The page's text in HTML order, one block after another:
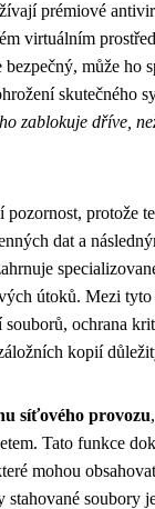
prémiové
virtuálním
může ho
skutečného
zablokuje dříve,
pozornost, protože
dat a
útoků. Mezi
ochrana
kopií
síťového provozu
Tato funkce
mohou
soubory